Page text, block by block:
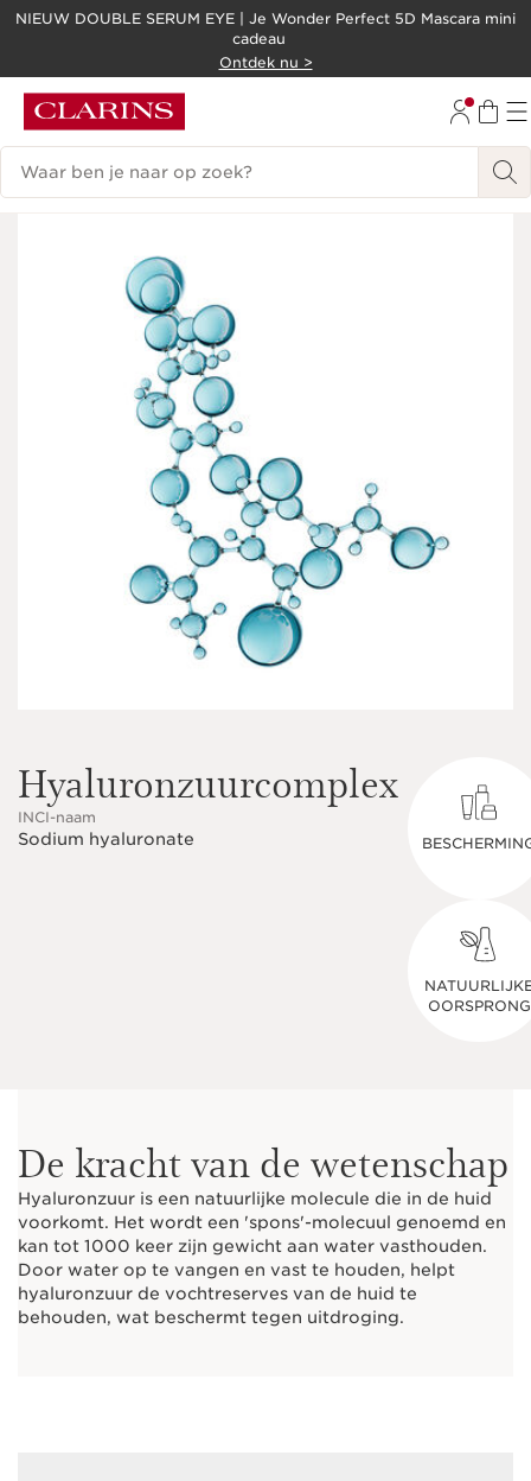
DOORGAAN NAAR INHOUD
NIEUW DOUBLE SERUM EYE | Je Wonder Perfect 5D Mascara mini
cadeau
Ontdek nu >
Zoekgeschiedenis
Hyaluronzuurcomplex
INCI-naam
Sodium hyaluronate
OORSPRONG
De kracht van de wetenschap
Hyaluronzuur is een natuurlijke molecule die in de huid
voorkomt. Het wordt een 'spons'-molecuul genoemd en
kan tot 1000 keer zijn gewicht aan water vasthouden.
Door water op te vangen en vast te houden, helpt
hyaluronzuur de vochtreserves van de huid te
behouden, wat beschermt tegen uitdroging.